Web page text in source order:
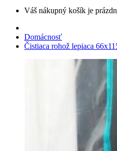
Váš nákupný košík je
Domácnosť
Čistiaca rohož lepiaca